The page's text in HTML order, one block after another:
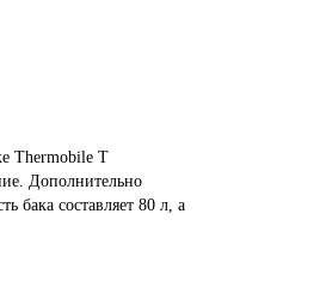
Thermobile T
Дополнительно
бака составляет 80 л, а